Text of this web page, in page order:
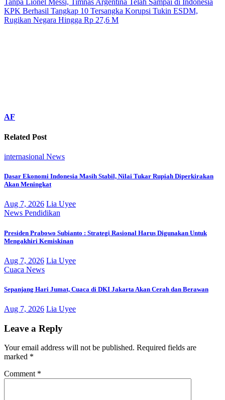
Tanpa Lionel Messi, Timnas Argentina Telah Sampai di Indonesia
KPK Berhasil Tangkap 10 Tersangka Korupsi Tukin ESDM,
Rugikan Negara Hingga Rp 27,6 M
AF
Related Post
internasional News
Dasar Ekonomi Indonesia Masih Stabil, Nilai Tukar Rupiah Diperkirakan
Akan Meningkat
Aug 7, 2026 Lia Uyee
News Pendidikan
Presiden Prabowo Subianto : Strategi Rasional Harus Digunakan Untuk
Mengakhiri Kemiskinan
Aug 7, 2026 Lia Uyee
Cuaca News
Sepanjang Hari Jumat, Cuaca di DKI Jakarta Akan Cerah dan Berawan
Aug 7, 2026 Lia Uyee
Leave a Reply
Your email address will not be published. Required fields are
marked *
Comment *